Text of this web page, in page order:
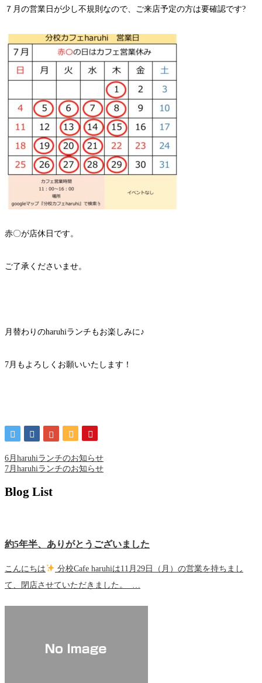
７月の営業日が少し不規則なので、ご来店予定の方は要確認です?
赤〇が店休日です。
ご了承くださいませ。
月替わりのharuhiランチもお楽しみに♪
7月もよろしくお願いいたします！
6月haruhiランチのお知らせ
7月haruhiランチのお知らせ
Blog List
約5年半、ありがとうございました
こんにちは
分校Cafe haruhiは11月29日（月）の営業を持ちまし
て、閉店させていただきました。 …